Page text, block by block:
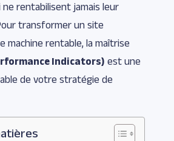
ne rentabilisent jamais leur
transformer un site
machine rentable, la maîtrise
Indicators) est une
de votre stratégie de